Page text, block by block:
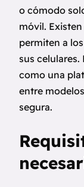
o cómodo
móvil.
permiten a
sus celulares.
como una
entre
segura.